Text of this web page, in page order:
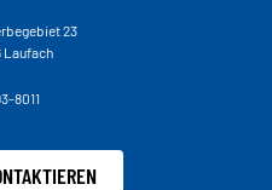
23
Laufach
8011